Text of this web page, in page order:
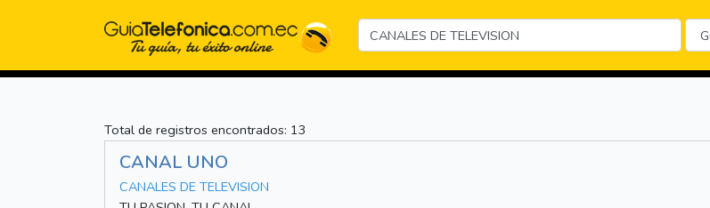
Total de registros encontrados: 13
CANAL UNO
CANALES DE TELEVISION